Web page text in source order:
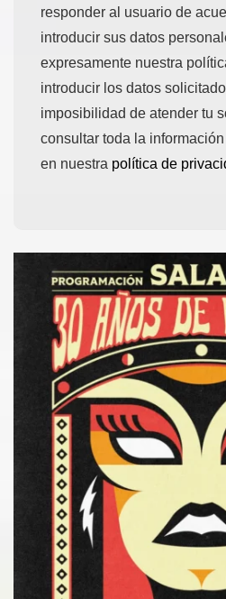
responder al usuario de
introducir sus datos
expresamente nuestra
introducir los datos
imposibilidad de atender tu
consultar toda la
en nuestra política de